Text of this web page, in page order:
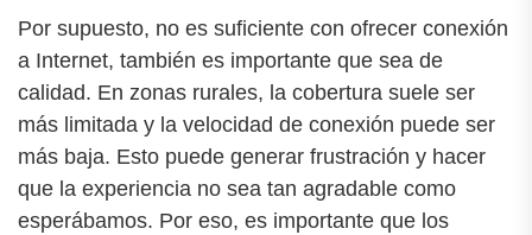
Por supuesto, no es suficiente con ofrecer conexión
a Internet, también es importante que sea de
calidad. En zonas rurales, la cobertura suele ser
más limitada y la velocidad de conexión puede ser
más baja. Esto puede generar frustración y hacer
que la experiencia no sea tan agradable como
esperábamos. Por eso, es importante que los